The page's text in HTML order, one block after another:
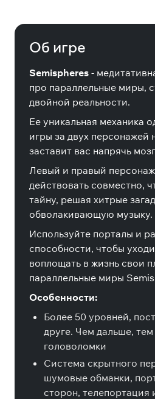
Об игре
Semispheres -
про параллельные миры,
двойной реальности.
Ее уникальная механика
игры за двух персонажей
заставит вас напрячь
Левый и правый
действовать совместно,
тайну, решая хитрые
обволакивающую музыку.
Используйте порталы и
способности, чтобы
воплощать в жизнь свои
параллельные миры
Особенности:
Более 50 уровней,
друге. Чем дальше,
головоломки
Система скрытного
шумовые обманки,
сторон, телепортация